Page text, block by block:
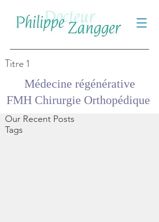
Titre 1
Médecine régénérative
FMH Chirurgie Orthopédique
Our Recent Posts
Tags